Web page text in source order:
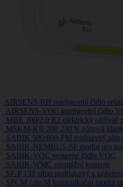
AIRSENS-RH inteligentní čidlo
AIRSENS-VOC inteligentní čidlo
MBE 200/2,0 R2 elektrický ohřívač
MSKM-KB 200 230 V zónová
SABIK 500/600-FM podstavný rám
SABIK-NEMBUS-SF modul pro
SABIK-VOC vestavné čidlo VOC
SABIK-WMC montážní konzole
SF-P 138 sifon podtlakový s
SPCM Lite M komunikační modul